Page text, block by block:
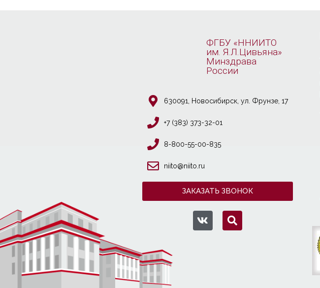
ФГБУ «ННИИТО
им. Я.Л.Цивьяна»
Минздрава
России
630091, Новосибирcк, ул. Фрунзе, 17
+7 (383) 373-32-01
8-800-55-00-835
niito@niito.ru
ЗАКАЗАТЬ ЗВОНОК